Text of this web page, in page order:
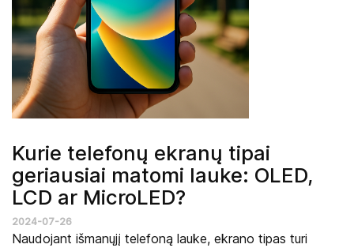
Kurie telefonų ekranų tipai
geriausiai matomi lauke: OLED,
LCD ar MicroLED?
2024-07-26
Naudojant išmanųjį telefoną lauke, ekrano tipas turi